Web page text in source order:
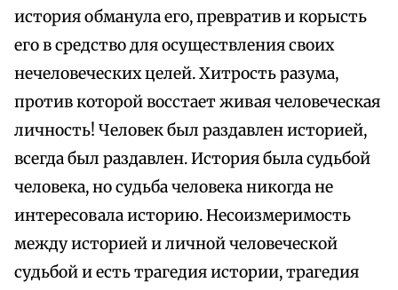
история обманула его, превратив и корысть
его в средство для осуществления своих
нечеловеческих целей. Хитрость разума,
против которой восстает живая человеческая
личность! Человек был раздавлен историей,
всегда был раздавлен. История была судьбой
человека, но судьба человека никогда не
интересовала историю. Несоизмеримость
между историей и личной человеческой
судьбой и есть трагедия истории, трагедия